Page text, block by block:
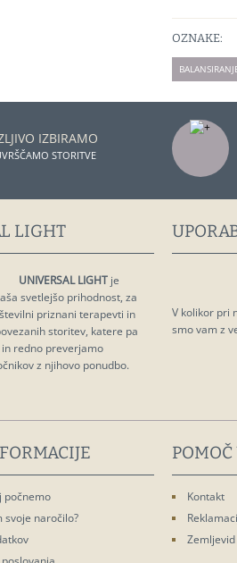
OZNAKE:
IZBIRAMO
STORITVE
LIGHT
UNIVERSAL LIGHT je
svetlejšo prihodnost, za
priznani terapevti in
storitev, katere pa
redno preverjamo
z njihovo ponudbo.
V kolikor pri
smo vam z
počnemo
svoje naročilo?
Kontakt